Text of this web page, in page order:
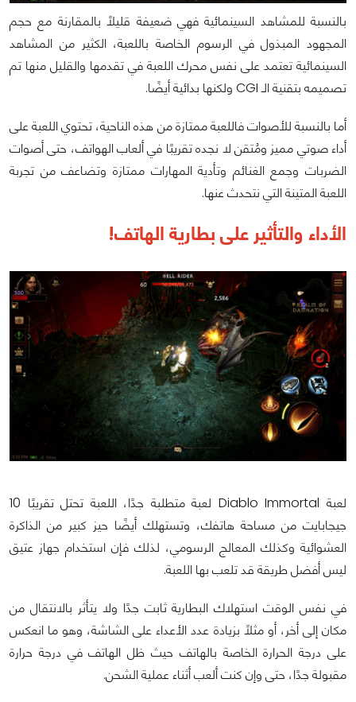
بالنسبة للمشاهد السينمائية فهي ضعيفة قليلًا بالمقارنة مع حجم
المجهود المبذول في الرسوم الخاصة باللعبة، الكثير من المشاهد
السينمائية تعتمد على نفس محرك اللعبة في تقدمها والقليل منها تم
تصميمه بتقنية الـ CGI ولكنها بدائية أيضًا.
أما بالنسبة للأصوات فاللعبة ممتازة من هذه الناحية، تحتوي اللعبة على
أداء صوتي مميز ومُتقن لا نجده تقريبًا في ألعاب الهواتف، حتى أصوات
الضربات وجمع الغنائم وتأدية المهارات ممتازة وتضاعف من تجربة
اللعبة المتينة التي نتحدث عنها.
الأداء والتأثير على بطارية الهاتف!
لعبة Diablo Immortal لعبة متطلبة جدًا، اللعبة تحتل تقريبًا 10
جيجابايت من مساحة هاتفك، وتستهلك أيضًا حيز كبير من الذاكرة
العشوائية وكذلك المعالج الرسومي، لذلك فإن استخدام جهاز عتيق
ليس أفضل طريقة قد تلعب بها اللعبة.
في نفس الوقت استهلاك البطارية ثابت جدًا ولا يتأثر بالانتقال من
مكان إلى أخر، أو مثلًا بزيادة عدد الأعداء على الشاشة، وهو ما انعكس
على درجة الحرارة الخاصة بالهاتف حيث ظل الهاتف في درجة حرارة
مقبولة جدًا، حتى وإن كنت ألعب أثناء عملية الشحن.